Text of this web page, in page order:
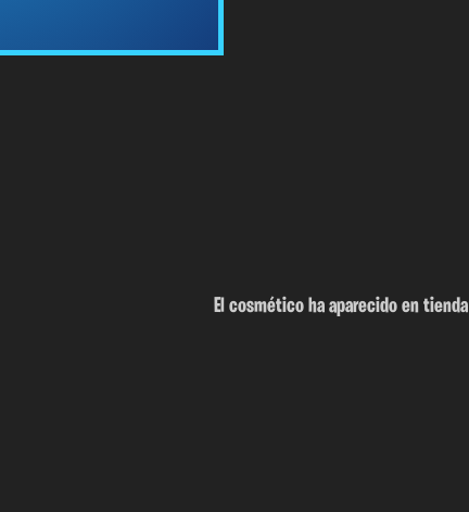
El cosmético ha aparecido en tienda